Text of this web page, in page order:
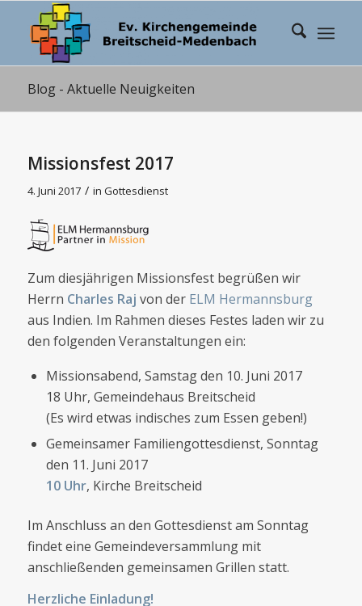
Blog - Aktuelle Neuigkeiten
Missionsfest 2017
4. Juni 2017 / in Gottesdienst
Zum diesjährigen Missionsfest begrüßen wir
Herrn Charles Raj von der ELM Hermannsburg
aus Indien. Im Rahmen dieses Festes laden wir zu
den folgenden Veranstaltungen ein:
Missionsabend, Samstag den 10. Juni 2017
18 Uhr, Gemeindehaus Breitscheid
(Es wird etwas indisches zum Essen geben!)
Gemeinsamer Familiengottesdienst, Sonntag
den 11. Juni 2017
10 Uhr, Kirche Breitscheid
Im Anschluss an den Gottesdienst am Sonntag
findet eine Gemeindeversammlung mit
anschließenden gemeinsamen Grillen statt.
Herzliche Einladung!